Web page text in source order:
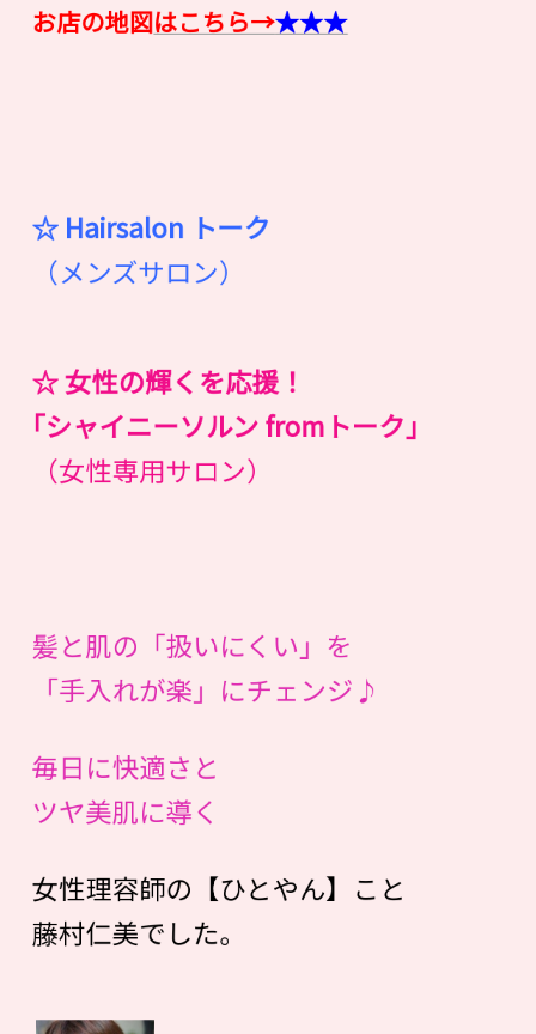
お店の地図はこちら→★★★
☆ Hairsalon トーク
（メンズサロン）
☆ 女性の輝くを応援！
｢シャイニーソルン fromトーク｣
（女性専用サロン）
髪と肌の「扱いにくい」を
「手入れが楽」にチェンジ♪
毎日に快適さと
ツヤ美肌に導く
女性理容師の【ひとやん】こと
藤村仁美でした。